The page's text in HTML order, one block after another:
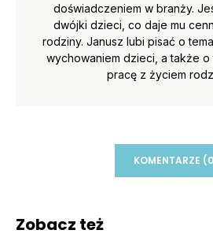
doświadczeniem w branży.
dwójki dzieci, co daje mu
rodziny. Janusz lubi pisać o
wychowaniem dzieci, a także
pracę z życiem
KOMENTARZE
Zobacz też